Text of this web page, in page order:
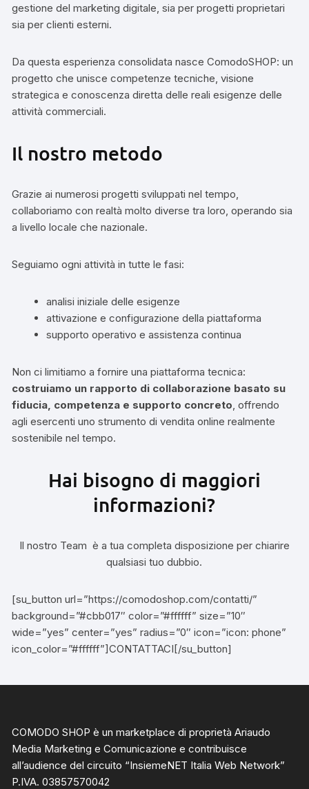
gestione del marketing digitale, sia per progetti proprietari
sia per clienti esterni.
Da questa esperienza consolidata nasce ComodoSHOP: un
progetto che unisce competenze tecniche, visione
strategica e conoscenza diretta delle reali esigenze delle
attività commerciali.
Il nostro metodo
Grazie ai numerosi progetti sviluppati nel tempo,
collaboriamo con realtà molto diverse tra loro, operando sia
a livello locale che nazionale.
Seguiamo ogni attività in tutte le fasi:
analisi iniziale delle esigenze
attivazione e configurazione della piattaforma
supporto operativo e assistenza continua
Non ci limitiamo a fornire una piattaforma tecnica:
costruiamo un rapporto di collaborazione basato su
fiducia, competenza e supporto concreto, offrendo
agli esercenti uno strumento di vendita online realmente
sostenibile nel tempo.
Hai bisogno di maggiori
informazioni?
Il nostro Team è a tua completa disposizione per chiarire
qualsiasi tuo dubbio.
[su_button url=”https://comodoshop.com/contatti/”
background=”#cbb017″ color=”#ffffff” size=”10″
wide=”yes” center=”yes” radius=”0″ icon=”icon: phone”
icon_color=”#ffffff”]CONTATTACI[/su_button]
COMODO SHOP è un marketplace di proprietà Ariaudo
Media Marketing e Comunicazione e contribuisce
all’audience del circuito “InsiemeNET Italia Web Network”
P.IVA. 03857570042